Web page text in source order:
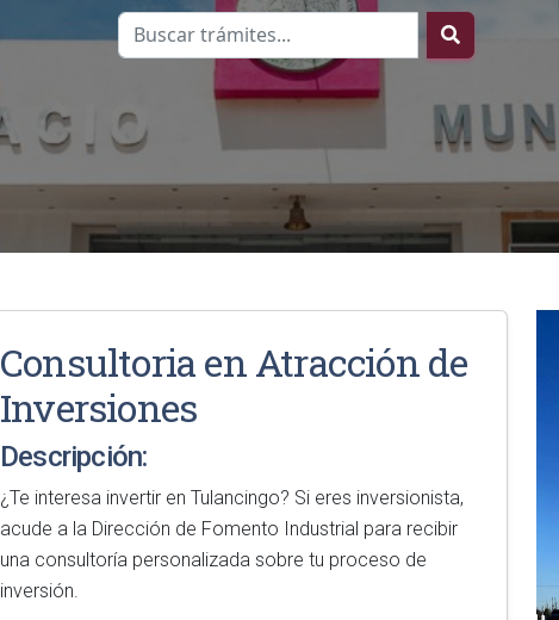
Consultoria en Atracción de
Inversiones
Descripción:
¿Te interesa invertir en Tulancingo? Si eres inversionista,
acude a la Dirección de Fomento Industrial para recibir
una consultoría personalizada sobre tu proceso de
inversión.